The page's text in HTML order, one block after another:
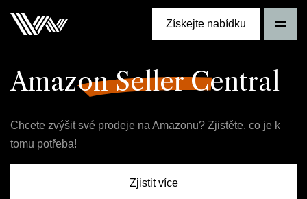
Získejte nabídku
Amazon Seller Central
Chcete zvýšit své prodeje na Amazonu? Zjistěte, co je k
tomu potřeba!
Zjistit více